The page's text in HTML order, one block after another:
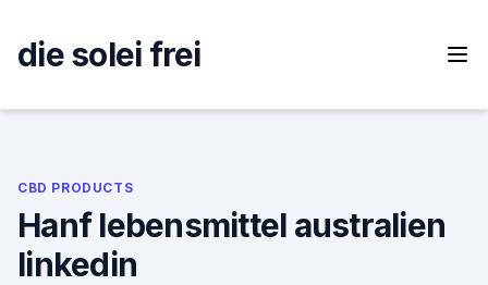
content
die solei frei
CBD PRODUCTS
Hanf lebensmittel australien
linkedin